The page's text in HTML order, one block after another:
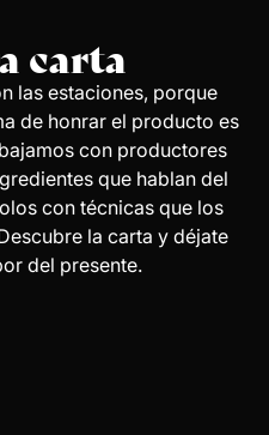
carta
las estaciones, porque
de honrar el producto es
con productores
que hablan del
con técnicas que los
la carta y déjate
del presente.